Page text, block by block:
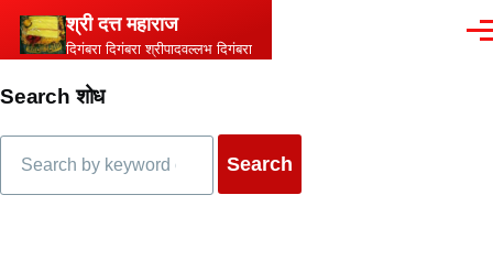
Skip to main content
श्री दत्त महाराज
दिगंबरा दिगंबरा श्रीपादवल्लभ दिगंबरा
Search शोध